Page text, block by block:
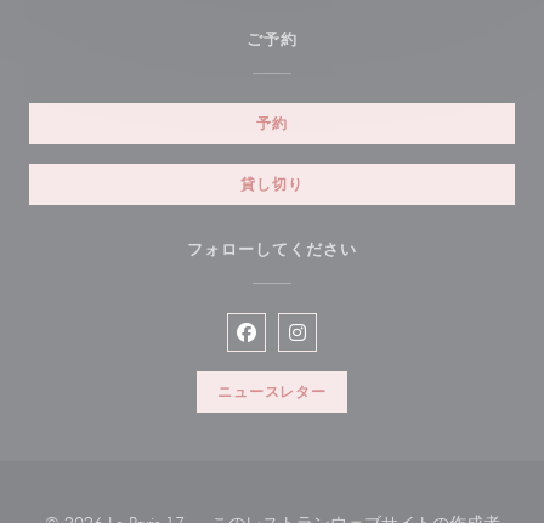
ご予約
予約
貸し切り
フォローしてください
Facebook ((新しいウィンドウで開
Instagram ((新しいウィンド
ニュースレター